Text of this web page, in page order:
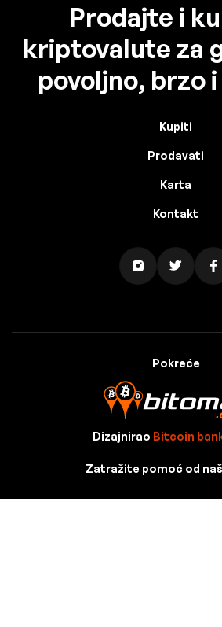
Prodajte i
kriptovalute za
povoljno, brzo
Kupiti
Prodavati
Karta
Kontakt
Pokreće
Dizajnirao Bitcoin
Zatražite pomoć od